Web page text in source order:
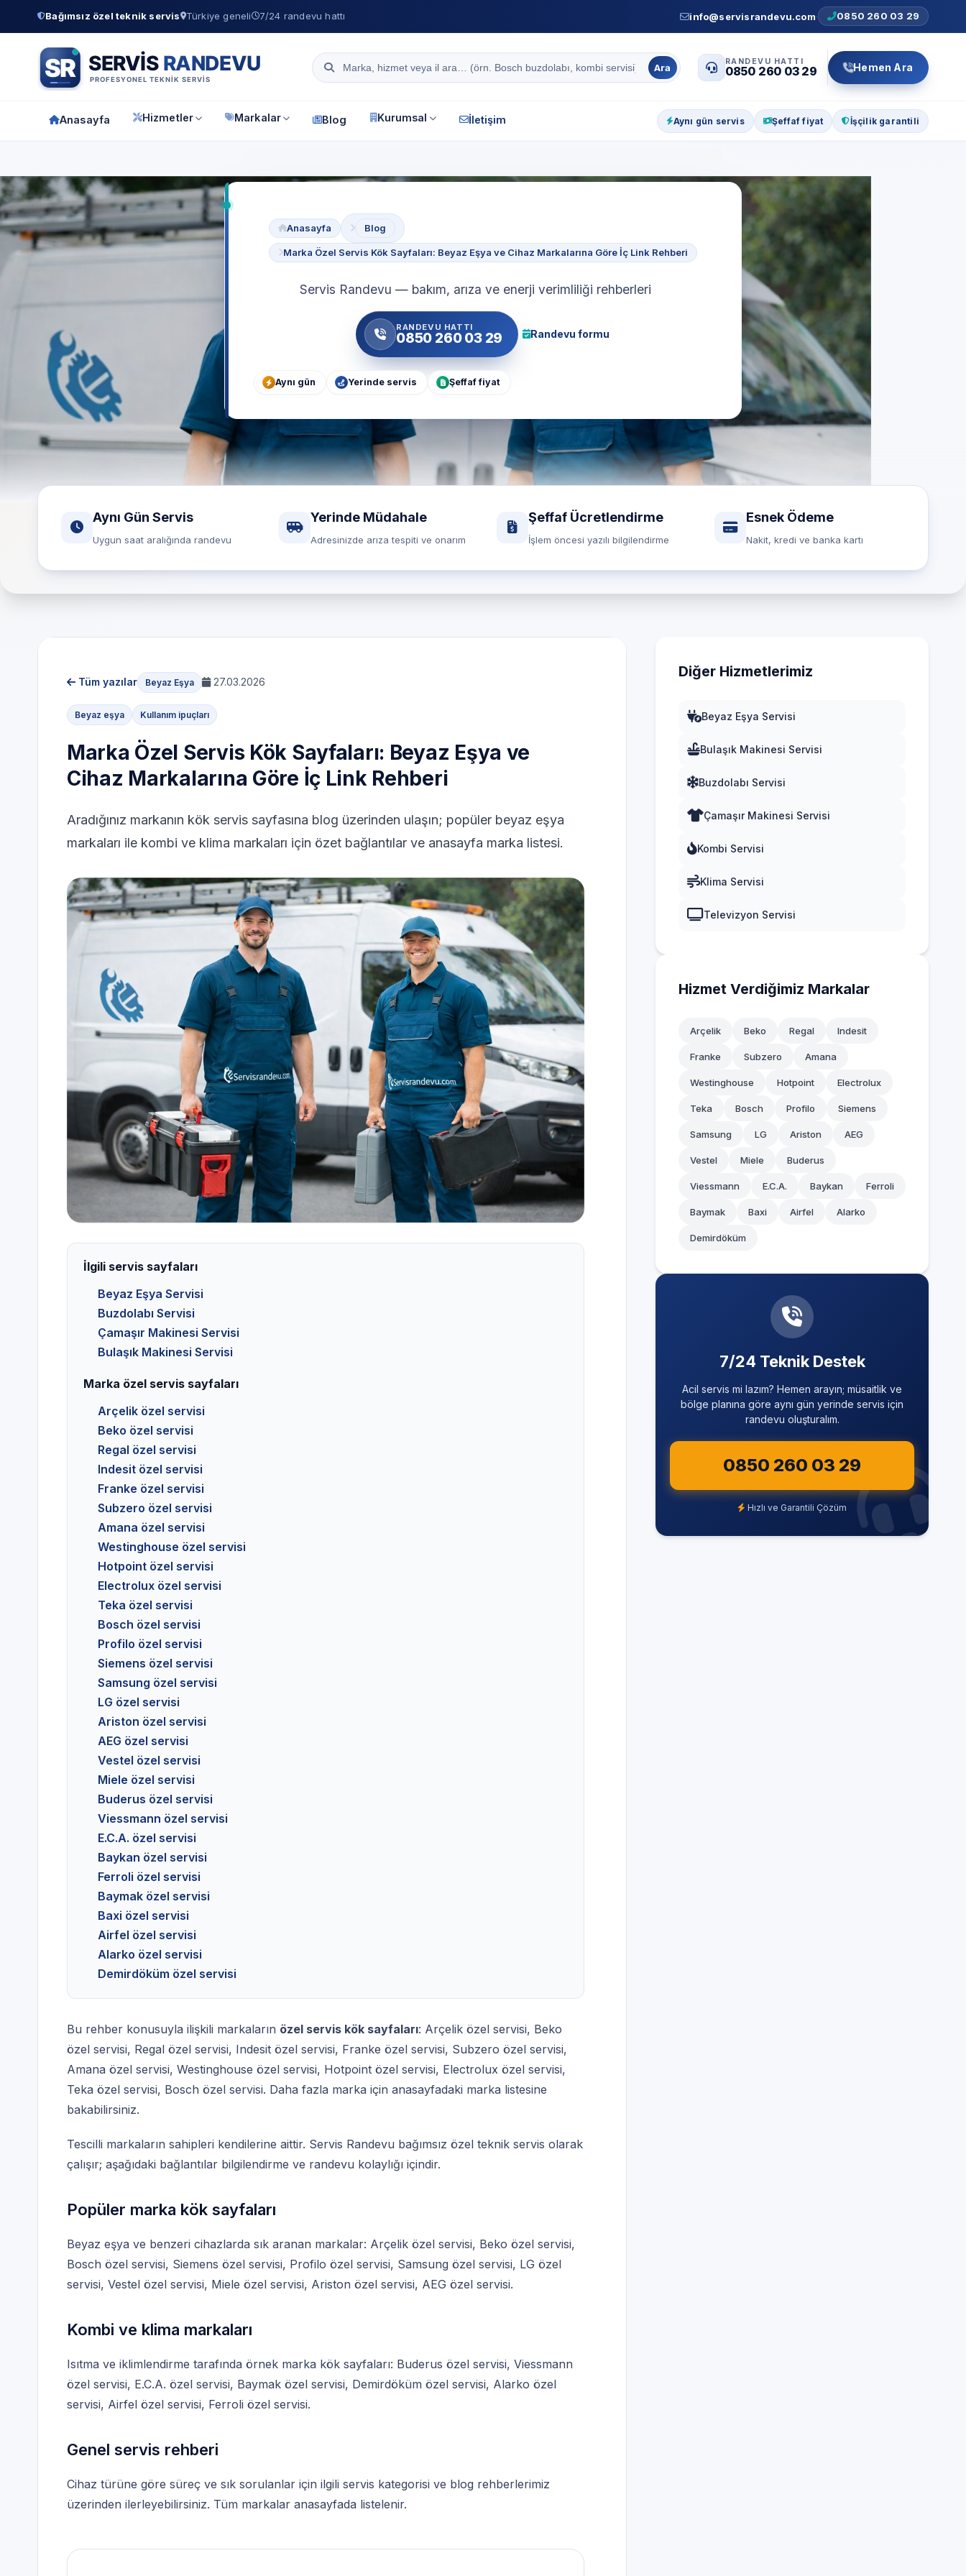
Bağımsız özel teknik servis Türkiye geneli 7/24 randevu hattı info@servisrandevu.com· 0850 260 03 29
Site içi arama Ara
RANDEVU HATTI
0850 260 03 29 Hemen Ara
Anasayfa Hizmetler Markalar Blog Kurumsal İletişim Aynı gün servis Şeffaf fiyat İşçilik garantili
Anasayfa Blog
Marka Özel Servis Kök Sayfaları: Beyaz Eşya ve Cihaz Markalarına Göre İç Link Rehberi
Servis Randevu — bakım, arıza ve enerji verimliliği rehberleri
RANDEVU HATTI
0850 260 03 29 Randevu formu
Aynı gün Yerinde servis Şeffaf fiyat
Aynı Gün Servis
Uygun saat aralığında randevu
Yerinde Müdahale
Adresinizde arıza tespiti ve onarım
Şeffaf Ücretlendirme
İşlem öncesi yazılı bilgilendirme
Esnek Ödeme
Nakit, kredi ve banka kartı
Tüm yazılar Beyaz Eşya 27.03.2026
Beyaz eşya Kullanım ipuçları
Marka Özel Servis Kök Sayfaları: Beyaz Eşya ve
Cihaz Markalarına Göre İç Link Rehberi
Aradığınız markanın kök servis sayfasına blog üzerinden ulaşın; popüler beyaz eşya
markaları ile kombi ve klima markaları için özet bağlantılar ve anasayfa marka listesi.
İlgili servis sayfaları
Beyaz Eşya Servisi
Buzdolabı Servisi
Çamaşır Makinesi Servisi
Bulaşık Makinesi Servisi
Marka özel servis sayfaları
Arçelik özel servisi
Beko özel servisi
Regal özel servisi
Indesit özel servisi
Franke özel servisi
Subzero özel servisi
Amana özel servisi
Westinghouse özel servisi
Hotpoint özel servisi
Electrolux özel servisi
Teka özel servisi
Bosch özel servisi
Profilo özel servisi
Siemens özel servisi
Samsung özel servisi
LG özel servisi
Ariston özel servisi
AEG özel servisi
Vestel özel servisi
Miele özel servisi
Buderus özel servisi
Viessmann özel servisi
E.C.A. özel servisi
Baykan özel servisi
Ferroli özel servisi
Baymak özel servisi
Baxi özel servisi
Airfel özel servisi
Alarko özel servisi
Demirdöküm özel servisi
Bu rehber konusuyla ilişkili markaların özel servis kök sayfaları: Arçelik özel servisi, Beko
özel servisi, Regal özel servisi, Indesit özel servisi, Franke özel servisi, Subzero özel servisi,
Amana özel servisi, Westinghouse özel servisi, Hotpoint özel servisi, Electrolux özel servisi,
Teka özel servisi, Bosch özel servisi. Daha fazla marka için anasayfadaki marka listesine
bakabilirsiniz.
Tescilli markaların sahipleri kendilerine aittir. Servis Randevu bağımsız özel teknik servis olarak
çalışır; aşağıdaki bağlantılar bilgilendirme ve randevu kolaylığı içindir.
Popüler marka kök sayfaları
Beyaz eşya ve benzeri cihazlarda sık aranan markalar: Arçelik özel servisi, Beko özel servisi,
Bosch özel servisi, Siemens özel servisi, Profilo özel servisi, Samsung özel servisi, LG özel
servisi, Vestel özel servisi, Miele özel servisi, Ariston özel servisi, AEG özel servisi.
Kombi ve klima markaları
Isıtma ve iklimlendirme tarafında örnek marka kök sayfaları: Buderus özel servisi, Viessmann
özel servisi, E.C.A. özel servisi, Baymak özel servisi, Demirdöküm özel servisi, Alarko özel
servisi, Airfel özel servisi, Ferroli özel servisi.
Genel servis rehberi
Cihaz türüne göre süreç ve sık sorulanlar için ilgili servis kategorisi ve blog rehberlerimiz
üzerinden ilerleyebilirsiniz. Tüm markalar anasayfada listelenir.
Diğer Hizmetlerimiz
Beyaz Eşya Servisi
Bulaşık Makinesi Servisi
Buzdolabı Servisi
Çamaşır Makinesi Servisi
Kombi Servisi
Klima Servisi
Televizyon Servisi
Hizmet Verdiğimiz Markalar
Arçelik Beko Regal Indesit
Franke Subzero Amana
Westinghouse Hotpoint Electrolux
Teka Bosch Profilo Siemens
Samsung LG Ariston AEG
Vestel Miele Buderus
Viessmann E.C.A. Baykan Ferroli
Baymak Baxi Airfel Alarko
Demirdöküm
7/24 Teknik Destek
Acil servis mi lazım? Hemen arayın; müsaitlik ve
bölge planına göre aynı gün yerinde servis için
randevu oluşturalım.
0850 260 03 29
Hızlı ve Garantili Çözüm